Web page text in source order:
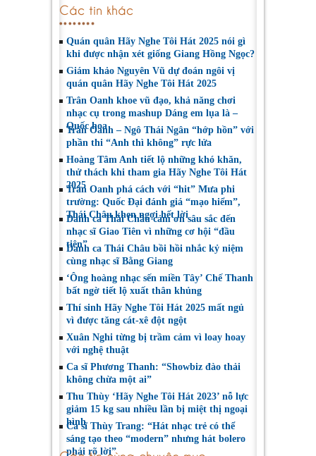
Các tin khác
Quán quân Hãy Nghe Tôi Hát 2025 nói gì
khi được nhận xét giống Giang Hồng Ngọc?
Giám khảo Nguyên Vũ dự đoán ngôi vị
quán quân Hãy Nghe Tôi Hát 2025
Trân Oanh khoe vũ đạo, khả năng chơi
nhạc cụ trong mashup Dáng em lụa là –
Quốc hoa
Trân Oanh – Ngô Thái Ngân “hớp hồn” với
phần thi “Anh thì không” rực lửa
Hoàng Tâm Anh tiết lộ những khó khăn,
thử thách khi tham gia Hãy Nghe Tôi Hát
2025
Trân Oanh phá cách với “hit” Mưa phi
trường: Quốc Đại đánh giá “mạo hiểm”,
Thái Châu khen ngợi hết lời
Danh ca Thái Châu cảm ơn sâu sắc đến
nhạc sĩ Giao Tiên vì những cơ hội “đầu
tiên”
Danh ca Thái Châu bồi hồi nhắc kỷ niệm
cùng nhạc sĩ Bằng Giang
‘Ông hoàng nhạc sến miền Tây’ Chế Thanh
bất ngờ tiết lộ xuất thân khủng
Thí sinh Hãy Nghe Tôi Hát 2025 mất ngủ
vì được tăng cát-xê đột ngột
Xuân Nghi từng bị trầm cảm vì loay hoay
với nghệ thuật
Ca sĩ Phương Thanh: “Showbiz đào thải
không chừa một ai”
Thu Thùy ‘Hãy Nghe Tôi Hát 2023’ nỗ lực
giảm 15 kg sau nhiều lần bị miệt thị ngoại
hình
Ca sĩ Thùy Trang: “Hát nhạc trẻ có thể
sáng tạo theo “modern” nhưng hát bolero
phải rõ lời”